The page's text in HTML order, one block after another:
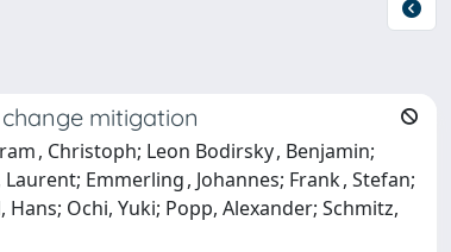
mitigation
, Christoph; Leon Bodirsky , Benjamin;
Emmerling , Johannes; Frank , Stefan;
Ochi, Yuki; Popp, Alexander; Schmitz,